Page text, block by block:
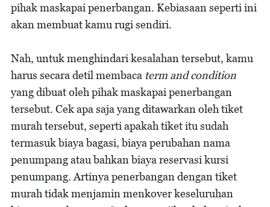
pihak maskapai penerbangan. Kebiasaan seperti ini
akan membuat kamu rugi sendiri.
Nah, untuk menghindari kesalahan tersebut, kamu
harus secara detil membaca term and condition
yang dibuat oleh pihak maskapai penerbangan
tersebut. Cek apa saja yang ditawarkan oleh tiket
murah tersebut, seperti apakah tiket itu sudah
termasuk biaya bagasi, biaya perubahan nama
penumpang atau bahkan biaya reservasi kursi
penumpang. Artinya penerbangan dengan tiket
murah tidak menjamin menkover keseluruhan